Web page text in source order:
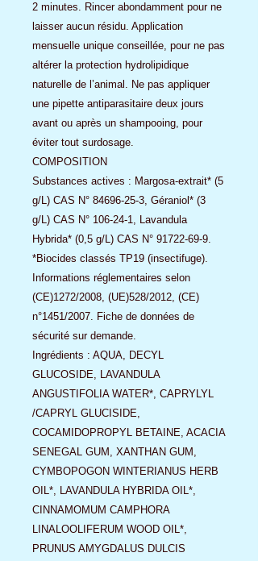
2 minutes. Rincer abondamment pour ne
laisser aucun résidu. Application
mensuelle unique conseillée, pour ne pas
altérer la protection hydrolipidique
naturelle de l’animal. Ne pas appliquer
une pipette antiparasitaire deux jours
avant ou après un shampooing, pour
éviter tout surdosage.
COMPOSITION
Substances actives : Margosa-extrait* (5
g/L) CAS N° 84696-25-3, Géraniol* (3
g/L) CAS N° 106-24-1, Lavandula
Hybrida* (0,5 g/L) CAS N° 91722-69-9.
*Biocides classés TP19 (insectifuge).
Informations réglementaires selon
(CE)1272/2008, (UE)528/2012, (CE)
n°1451/2007. Fiche de données de
sécurité sur demande.
Ingrédients : AQUA, DECYL
GLUCOSIDE, LAVANDULA
ANGUSTIFOLIA WATER*, CAPRYLYL
/CAPRYL GLUCISIDE,
COCAMIDOPROPYL BETAINE, ACACIA
SENEGAL GUM, XANTHAN GUM,
CYMBOPOGON WINTERIANUS HERB
OIL*, LAVANDULA HYBRIDA OIL*,
CINNAMOMUM CAMPHORA
LINALOOLIFERUM WOOD OIL*,
PRUNUS AMYGDALUS DULCIS